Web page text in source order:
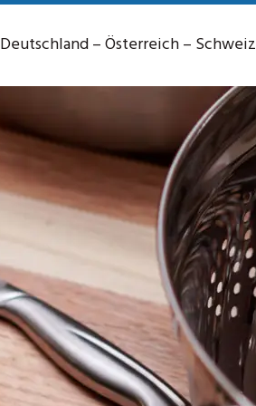
Deutschland – Österreich – Schweiz